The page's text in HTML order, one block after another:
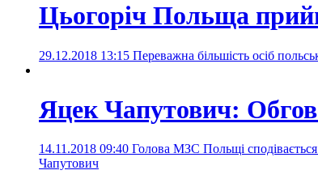
Цьогоріч Польща
29.12.2018 13:15 Переважна більшість осіб
Яцек Чапутович:
14.11.2018 09:40 Голова МЗС Польщі
Чапутович